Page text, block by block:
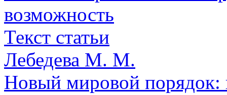
возможность
Текст статьи
Лебедева М. М.
Новый мировой